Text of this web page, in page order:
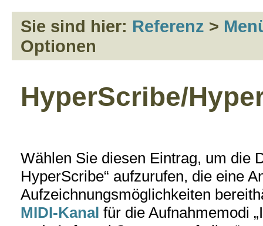
Sie sind hier: Referenz >
Optionen
HyperScribe/
Wählen Sie diesen Eintrag, um die
HyperScribe“ aufzurufen, die eine
Aufzeichnungsmöglichkeiten
MIDI-Kanal für die Aufnahmemodi